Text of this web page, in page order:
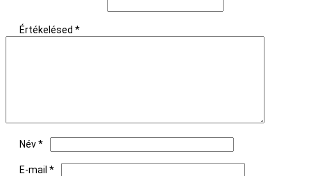
Értékelésed *
Név*
E-mail *